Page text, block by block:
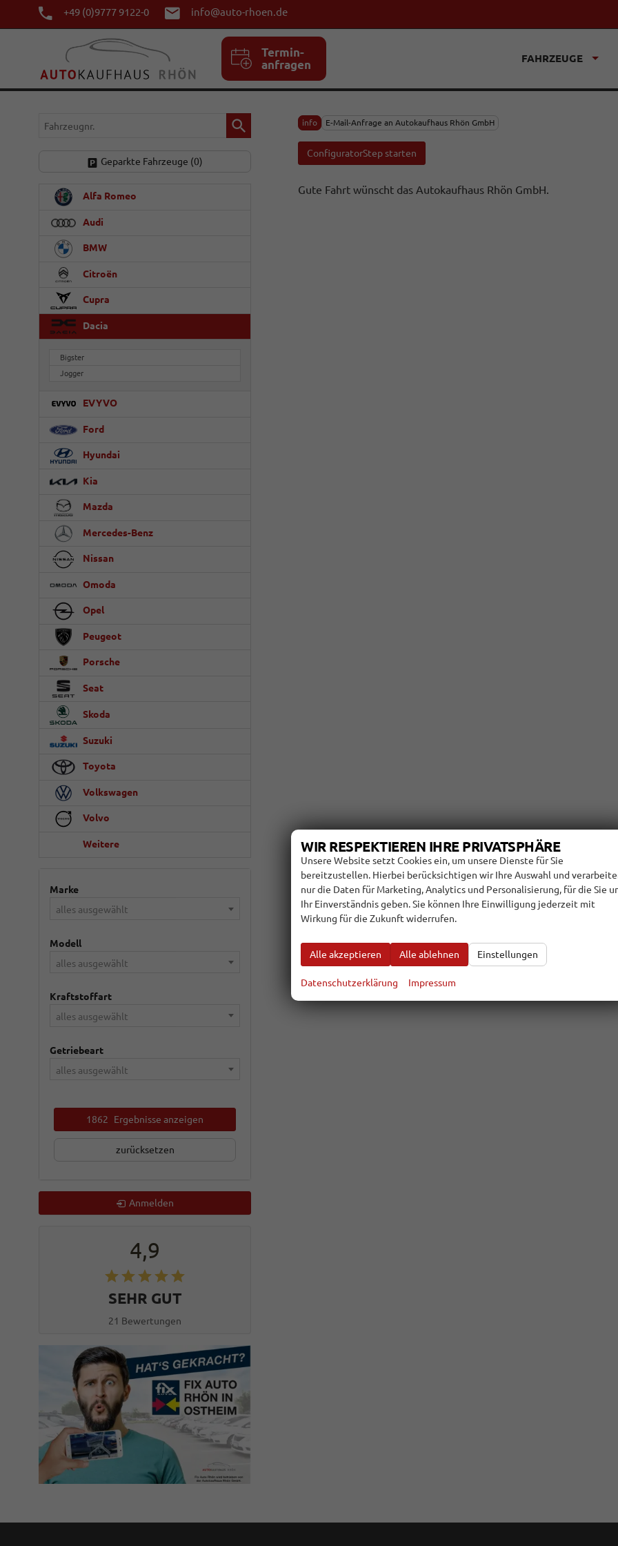
+49 (0)9777 9122-0 info@auto-rhoen.de
Termin-
anfragen
FAHRZEUGE
info E-Mail-Anfrage an Autokaufhaus Rhön GmbH
ConfiguratorStep starten
Gute Fahrt wünscht das Autokaufhaus Rhön GmbH.
Fahrzeugnr.
Geparkte Fahrzeuge (0)
Alfa Romeo
Audi
BMW
Citroën
Cupra
Dacia
Bigster
Jogger
EVYVO
Ford
Hyundai
Kia
Mazda
Mercedes-Benz
Nissan
Omoda
Opel
Peugeot
Porsche
Seat
Skoda
Suzuki
Toyota
Volkswagen
Volvo
Weitere
Marke
alles ausgewählt
Modell
alles ausgewählt
Kraftstoffart
alles ausgewählt
Getriebeart
alles ausgewählt
1862 Ergebnisse anzeigen
zurücksetzen
Anmelden
4,9
SEHR GUT
21 Bewertungen
WIR RESPEKTIEREN IHRE PRIVATSPHÄRE
Unsere Website setzt Cookies ein, um unsere Dienste für Sie
bereitzustellen. Hierbei berücksichtigen wir Ihre Auswahl und
nur die Daten für Marketing, Analytics und Personalisierung, für die Sie
Ihr Einverständnis geben. Sie können Ihre Einwilligung jederzeit mit
Wirkung für die Zukunft widerrufen.
Alle akzeptieren Alle ablehnen Einstellungen
Datenschutzerklärung Impressum